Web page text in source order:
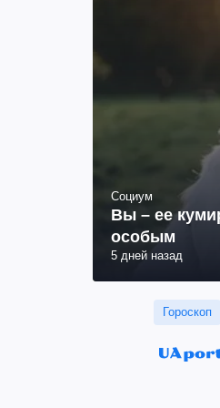
Социум
Вы – ее
особым
5 дней назад
Гороскоп